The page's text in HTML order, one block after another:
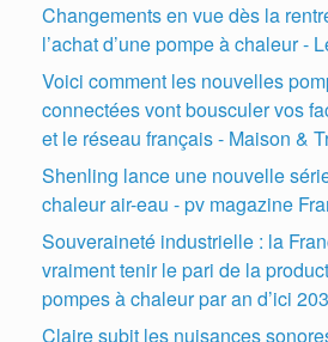
Changements en vue dès la
l’achat d’une pompe à chaleur -
Voici comment les nouvelles
connectées vont bousculer vos
et le réseau français - Maison &
Shenling lance une nouvelle
chaleur air-eau - pv magazine
Souveraineté industrielle : la
vraiment tenir le pari de la
pompes à chaleur par an d’ici
Claire subit les nuisances